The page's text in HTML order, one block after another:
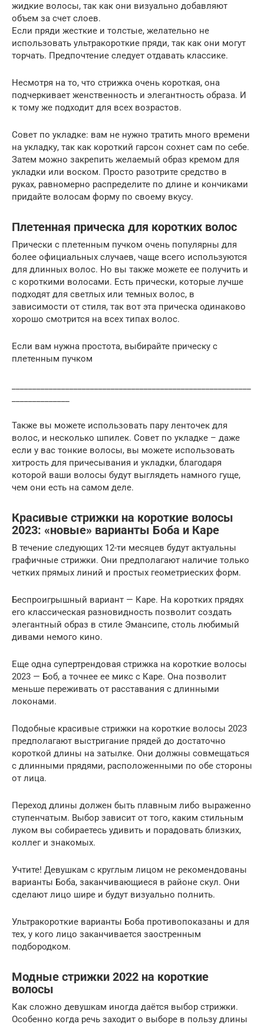
жидкие волосы, так как они визуально добавляют
объем за счет слоев.
Если пряди жесткие и толстые, желательно не
использовать ультракороткие пряди, так как они могут
торчать. Предпочтение следует отдавать классике.
Несмотря на то, что стрижка очень короткая, она
подчеркивает женственность и элегантность образа. И
к тому же подходит для всех возрастов.
Совет по укладке: вам не нужно тратить много времени
на укладку, так как короткий гарсон сохнет сам по себе.
Затем можно закрепить желаемый образ кремом для
укладки или воском. Просто разотрите средство в
руках, равномерно распределите по длине и кончиками
придайте волосам форму по своему вкусу.
Плетенная прическа для коротких волос
Прически с плетенным пучком очень популярны для
более официальных случаев, чаще всего используются
для длинных волос. Но вы также можете ее получить и
с короткими волосами. Есть прически, которые лучше
подходят для светлых или темных волос, в
зависимости от стиля, так вот эта прическа одинаково
хорошо смотрится на всех типах волос.
Если вам нужна простота, выбирайте прическу с
плетенным пучком
Также вы можете использовать пару ленточек для
волос, и несколько шпилек. Совет по укладке – даже
если у вас тонкие волосы, вы можете использовать
хитрость для причесывания и укладки, благодаря
которой ваши волосы будут выглядеть намного гуще,
чем они есть на самом деле.
Красивые стрижки на короткие волосы
2023: «новые» варианты Боба и Каре
В течение следующих 12-ти месяцев будут актуальны
графичные стрижки. Они предполагают наличие только
четких прямых линий и простых геометриеских форм.
Беспроигрышный вариант — Каре. На коротких прядях
его классическая разновидность позволит создать
элегантный образ в стиле Эмансипе, столь любимый
дивами немого кино.
Еще одна супертрендовая стрижка на короткие волосы
2023 — Боб, а точнее ее микс с Каре. Она позволит
меньше переживать от расставания с длинными
локонами.
Подобные красивые стрижки на короткие волосы 2023
предполагают выстригание прядей до достаточно
короткой длины на затылке. Они должны совмещаться
с длинными прядями, расположенными по обе стороны
от лица.
Переход длины должен быть плавным либо выраженно
ступенчатым. Выбор зависит от того, каким стильным
луком вы собираетесь удивить и порадовать близких,
коллег и знакомых.
Учтите! Девушкам с круглым лицом не рекомендованы
варианты Боба, заканчивающиеся в районе скул. Они
сделают лицо шире и будут визуально полнить.
Ультракороткие варианты Боба противопоказаны и для
тех, у кого лицо заканчивается заостренным
подбородком.
Модные стрижки 2022 на короткие
волосы
Как сложно девушкам иногда даётся выбор стрижки.
Особенно когда речь заходит о выборе в пользу длины